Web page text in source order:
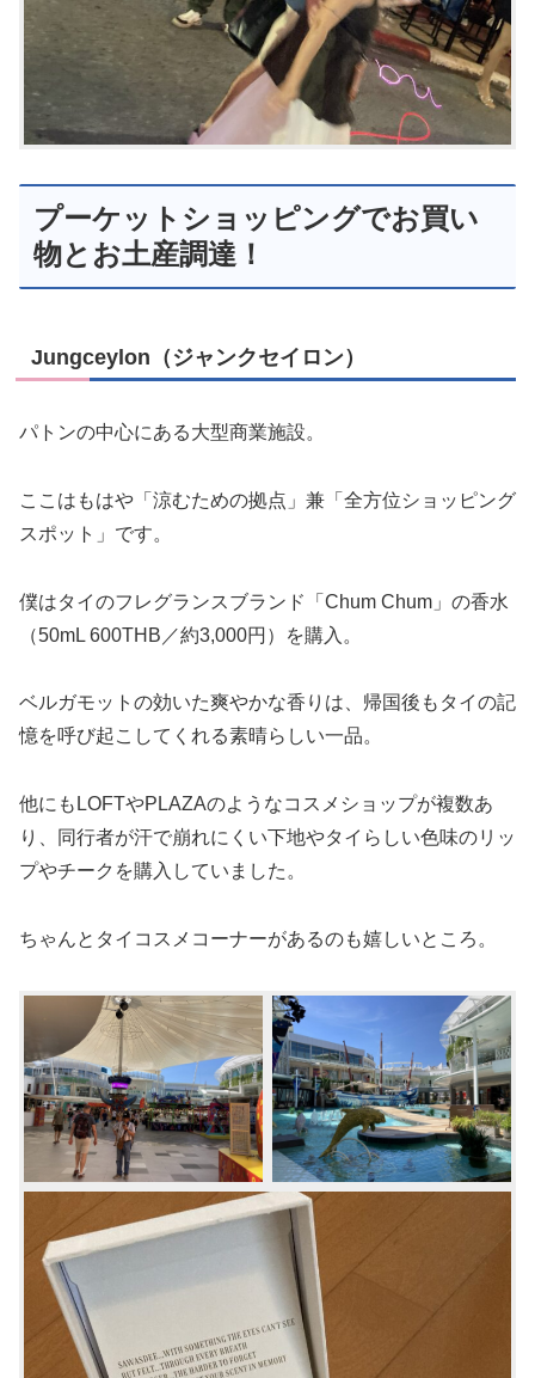
プーケットショッピングでお買い
物とお土産調達！
Jungceylon（ジャンクセイロン）
パトンの中心にある大型商業施設。
ここはもはや「涼むための拠点」兼「全方位ショッピング
スポット」です。
僕はタイのフレグランスブランド「Chum Chum」の香水
（50mL 600THB／約3,000円）を購入。
ベルガモットの効いた爽やかな香りは、帰国後もタイの記
憶を呼び起こしてくれる素晴らしい一品。
他にもLOFTやPLAZAのようなコスメショップが複数あ
り、同行者が汗で崩れにくい下地やタイらしい色味のリッ
プやチークを購入していました。
ちゃんとタイコスメコーナーがあるのも嬉しいところ。